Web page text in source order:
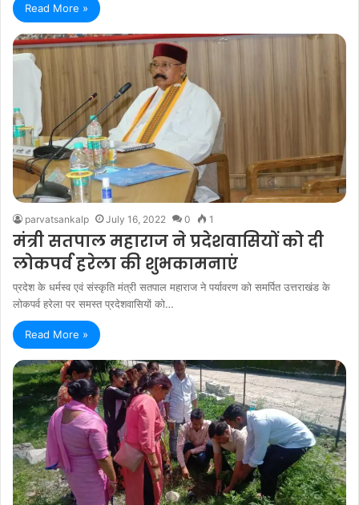
Read More »
parvatsankalp July 16, 2022 0 1
मंत्री सतपाल महाराज ने प्रदेशवासियों को दी
लोकपर्व हरेला की शुभकामनाएं
प्रदेश के धर्मस्व एवं संस्कृति मंत्री सतपाल महाराज ने पर्यावरण को समर्पित उत्तराखंड के
लोकपर्व हरेला पर समस्त प्रदेशवासियों को…
Read More »